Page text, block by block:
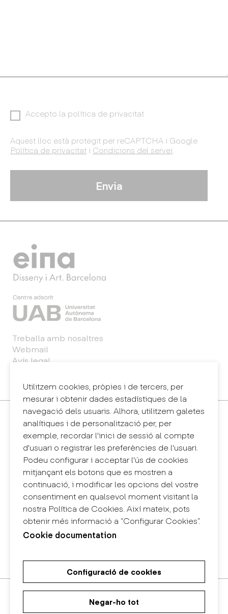
Accepto la política de privacitat
Aquest lloc està protegit per reCAPTCHA i Google
Política de privacitat i Condicions del servei
Utilitzem cookies, pròpies i de tercers, per
mesurar i obtenir dades estadístiques de la
navegació dels usuaris. Alhora, utilitzem galetes
analítiques i de personalització per, per
exemple, recordar l'inici de sessió al compte
d'usuari o registrar les preferències de l'usuari.
Podeu configurar i acceptar l'ús de cookies
mitjançant els botons que es mostren a
continuació, i modificar les opcions del vostre
consentiment en qualsevol moment visitant la
nostra Política de Cookies. Així mateix, pots
obtenir més informació a “Configurar Cookies”.
Cookie documentation
Configuració de cookies
Negar-ho tot
Treballa amb nosaltres
Webmail
Avís legal
Sintema intern d'informació (canal de denúncies)
Contacte
+34 932 030 923
info@eina.cat
Eina Sentmenat
Passeig Santa Eulàlia, 25
08017 Barcelona
+34 672 31 86 57
Eina Bosc
Carrer del Bosc, 2
+34 675 78 48 03